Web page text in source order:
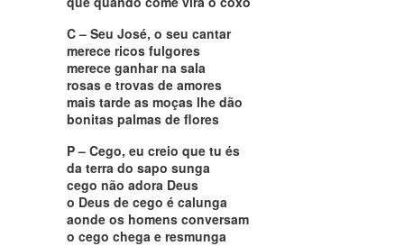
C – Seu José, o seu cantar
merece ricos fulgores
merece ganhar na sala
rosas e trovas de amores
mais tarde as moças lhe dão
bonitas palmas de flores
P – Cego, eu creio que tu és
da terra do sapo sunga
cego não adora Deus
o Deus de cego é calunga
aonde os homens conversam
o cego chega e resmunga